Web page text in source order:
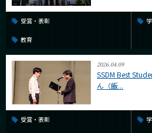
受賞・表彰
教育
2026.04.09
SSDM Best
ん（飯...
受賞・表彰